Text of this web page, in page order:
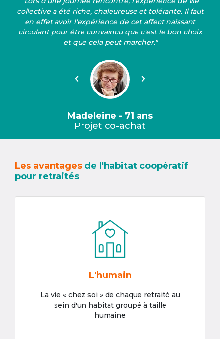
collective a été riche, chaleureuse et tolérante. Il faut
en effet avoir l'expérience de cet affect naissant
circulant pour être convaincu que c'est le bon choix
et que cela peut marcher."
Précédent Suivant
Madeleine - 71 ans
Projet co-achat
Les avantages de l'habitat coopératif
pour retraités
L'humain
La vie « chez soi » de chaque retraité au
sein d'un habitat groupé à taille
humaine